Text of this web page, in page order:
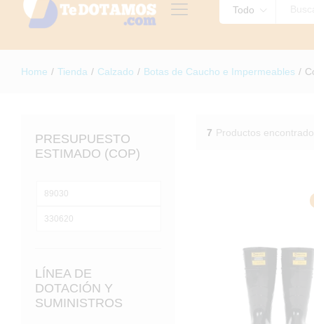
Todo
Home / Tienda / Calzado / Botas de Caucho e Impermeables /
7 Productos
PRESUPUESTO
ESTIMADO (COP)
Precio
Precio
LÍNEA DE
DOTACIÓN Y
SUMINISTROS